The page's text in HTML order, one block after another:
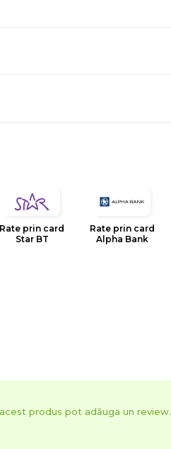
Rate prin card
Star BT
Rate prin card
Alpha Bank
produs pot adăuga un review.